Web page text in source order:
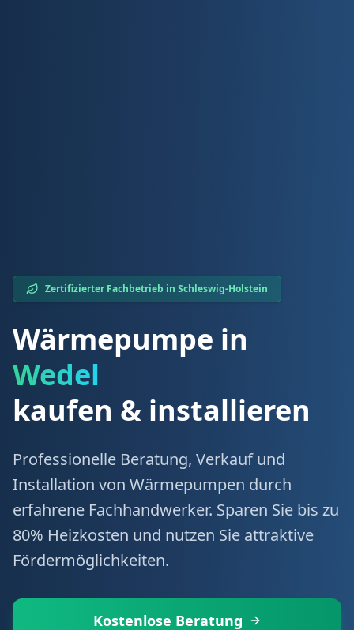
Zertifizierter Fachbetrieb in Schleswig-Holstein
Wärmepumpe in
Wedel
kaufen & installieren
Professionelle Beratung, Verkauf und
Installation von Wärmepumpen durch
erfahrene Fachhandwerker. Sparen Sie bis zu
80% Heizkosten und nutzen Sie attraktive
Fördermöglichkeiten.
Kostenlose Beratung